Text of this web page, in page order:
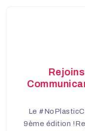
Le
9ème édition